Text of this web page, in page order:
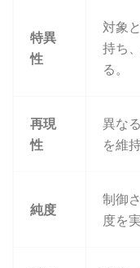
特異
性
対象
持ち
る。
再現
性
異な
を維
純度
制御
度を